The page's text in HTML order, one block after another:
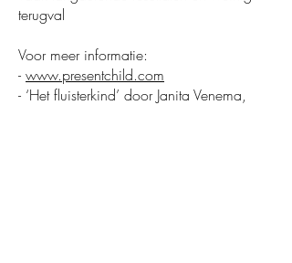
terugval
Voor meer informatie:
- www.presentchild.com
- ‘Het fluisterkind’ door Janita Venema,